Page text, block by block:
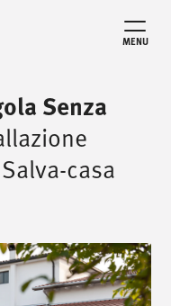
MENU
Senza
casa